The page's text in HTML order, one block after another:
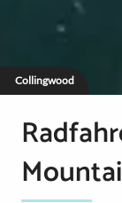
Collingwood